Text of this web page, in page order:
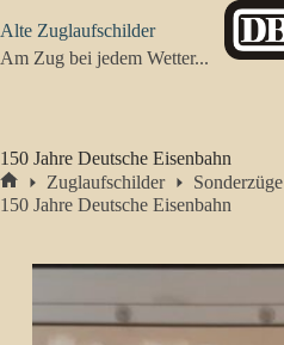
Inhalt
springen
Alte Zuglaufschilder
Am Zug bei jedem Wetter...
150 Jahre Deutsche Eisenbahn
Start
Zuglaufschilder Sonderzüge
150 Jahre Deutsche Eisenbahn